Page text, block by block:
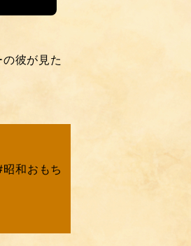
彼が見た
和おもち